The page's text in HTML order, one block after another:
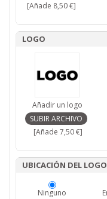
[Añade 8,50 €]
LOGO
Añadir un logo
[Añade 7,50 €]
UBICACIÓN DEL
Ninguno